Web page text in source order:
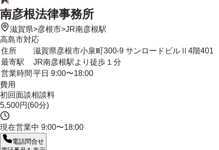
南彦根法律事務所
滋賀県>彦根市>JR南彦根駅
高島市対応
住所
滋賀県彦根市小泉町300-9 サンロードビルⅡ4階401
最寄駅
JR南彦根駅より徒歩１分
営業時間 平日 9:00〜18:00
費用
初回面談相談料
5,500円(60分)
現在営業中 9:00〜18:00
電話問合せ